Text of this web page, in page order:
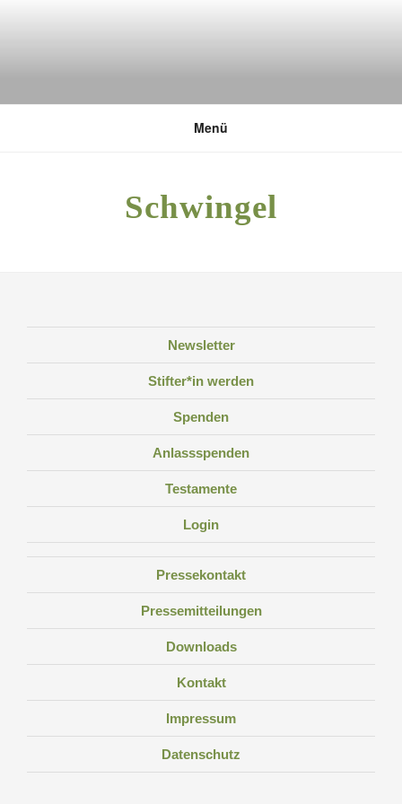
DEUTSCHE UMWELTSTIFTUNG
Menü
Schwingel
Newsletter
Stifter*in werden
Spenden
Anlassspenden
Testamente
Login
Pressekontakt
Pressemitteilungen
Downloads
Kontakt
Impressum
Datenschutz